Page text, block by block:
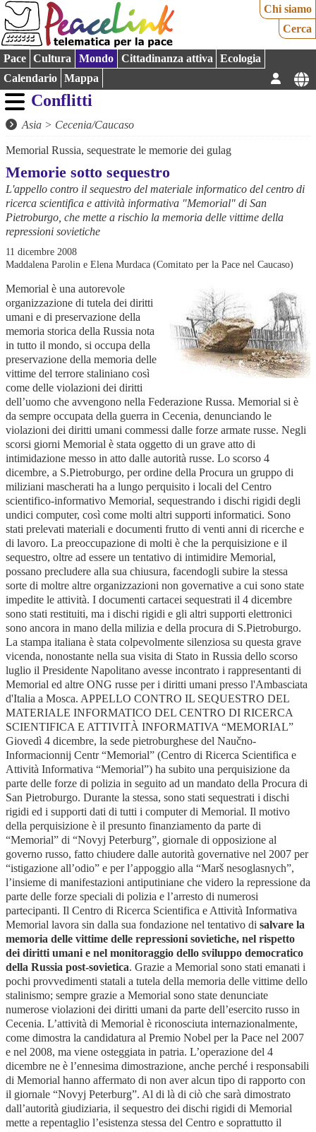
Chi siamo
Cerca
Pace Cultura Mondo Cittadinanza attiva
Ecologia
Calendario
Mappa
Conflitti
Asia > Cecenia/Caucaso
Memorial Russia, sequestrate le memorie dei gulag
Memorie sotto sequestro
L'appello contro il sequestro del materiale informatico del centro di
ricerca scientifica e attività informativa "Memorial" di San
Pietroburgo, che mette a rischio la memoria delle vittime della
repressioni sovietiche
11 dicembre 2008
Maddalena Parolin e Elena Murdaca (Comitato per la Pace nel Caucaso)
Memorial è una autorevole
organizzazione di tutela dei diritti
umani e di preservazione della
memoria storica della Russia nota
in tutto il mondo, si occupa della
preservazione della memoria delle
vittime del terrore staliniano così
come delle violazioni dei diritti
dell’uomo che avvengono nella Federazione Russa. Memorial si è
da sempre occupata della guerra in Cecenia, denunciando le
violazioni dei diritti umani commessi dalle forze armate russe. Negli
scorsi giorni Memorial è stata oggetto di un grave atto di
intimidazione messo in atto dalle autorità russe. Lo scorso 4
dicembre, a S.Pietroburgo, per ordine della Procura un gruppo di
miliziani mascherati ha a lungo perquisito i locali del Centro
scientifico-informativo Memorial, sequestrando i dischi rigidi degli
undici computer, così come molti altri supporti informatici. Sono
stati prelevati materiali e documenti frutto di venti anni di ricerche e
di lavoro. La preoccupazione di molti è che la perquisizione e il
sequestro, oltre ad essere un tentativo di intimidire Memorial,
possano precludere alla sua chiusura, facendogli subire la stessa
sorte di moltre altre organizzazioni non governative a cui sono state
impedite le attività. I documenti cartacei sequestrati il 4 dicembre
sono stati restituiti, ma i dischi rigidi e gli altri supporti elettronici
sono ancora in mano della milizia e della procura di S.Pietroburgo.
La stampa italiana è stata colpevolmente silenziosa su questa grave
vicenda, nonostante nella sua visita di Stato in Russia dello scorso
luglio il Presidente Napolitano avesse incontrato i rappresentanti di
Memorial ed altre ONG russe per i diritti umani presso l'Ambasciata
d'Italia a Mosca. APPELLO CONTRO IL SEQUESTRO DEL
MATERIALE INFORMATICO DEL CENTRO DI RICERCA
SCIENTIFICA E ATTIVITÀ INFORMATIVA “MEMORIAL”
Giovedì 4 dicembre, la sede pietroburghese del Naučno-
Informacionnij Centr “Memorial” (Centro di Ricerca Scientifica e
Attività Informativa “Memorial”) ha subito una perquisizione da
parte delle forze di polizia in seguito ad un mandato della Procura di
San Pietroburgo. Durante la stessa, sono stati sequestrati i dischi
rigidi ed i supporti dati di tutti i computer di Memorial. Il motivo
della perquisizione è il presunto finanziamento da parte di
“Memorial” di “Novyj Peterburg”, giornale di opposizione al
governo russo, fatto chiudere dalle autorità governative nel 2007 per
“istigazione all’odio” e per l’appoggio alla “Marš nesoglasnych”,
l’insieme di manifestazioni antiputiniane che videro la repressione da
parte delle forze speciali di polizia e l’arresto di numerosi
partecipanti. Il Centro di Ricerca Scientifica e Attività Informativa
Memorial lavora sin dalla sua fondazione nel tentativo di salvare la
memoria delle vittime delle repressioni sovietiche, nel rispetto
dei diritti umani e nel monitoraggio dello sviluppo democratico
della Russia post-sovietica. Grazie a Memorial sono stati emanati i
pochi provvedimenti statali a tutela della memoria delle vittime dello
stalinismo; sempre grazie a Memorial sono state denunciate
numerose violazioni dei diritti umani da parte dell’esercito russo in
Cecenia. L’attività di Memorial è riconosciuta internazionalmente,
come dimostra la candidatura al Premio Nobel per la Pace nel 2007
e nel 2008, ma viene osteggiata in patria. L’operazione del 4
dicembre ne è l’ennesima dimostrazione, anche perché i responsabili
di Memorial hanno affermato di non aver alcun tipo di rapporto con
il giornale “Novyj Peterburg”. Al di là di ciò che sarà dimostrato
dall’autorità giudiziaria, il sequestro dei dischi rigidi di Memorial
mette a repentaglio l’esistenza stessa del Centro e soprattutto il